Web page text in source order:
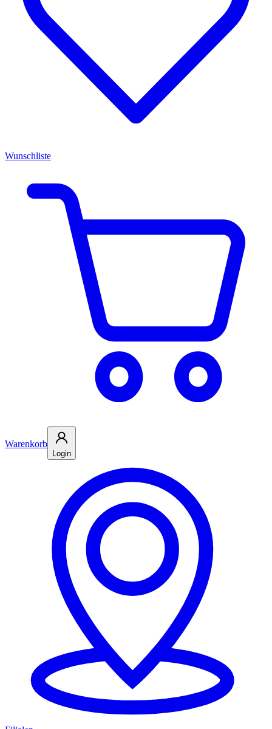
Wunschliste
Warenkorb
Login